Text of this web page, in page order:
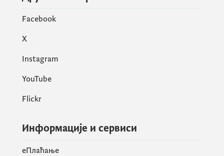
Facebook
X
Instagram
YouTube
Flickr
Информације и сервиси
eПлаћање